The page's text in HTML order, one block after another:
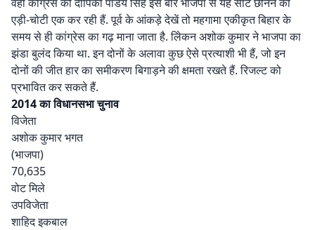
एड़ी-चोटी एक कर रही हैं. पूर्व के आंकड़े देखें तो महगामा एकीकृत बिहार के
समय से ही कांग्रेस का गढ़ माना जाता है. लेिकन अशोक कुमार ने भाजपा का
झंडा बुलंद किया था. इन दोनों के अलावा कुछ ऐसे प्रत्याशी भी हैं, जो इन
दोनों की जीत हार का समीकरण बिगाड़ने की क्षमता रखते हैं. रिजल्ट को
प्रभावित कर सकते हैं.
2014 का विधानसभा चुनाव
विजेता
अशोक कुमार भगत
(भाजपा)
70,635
वोट मिले
उपविजेता
शाहिद इकबाल